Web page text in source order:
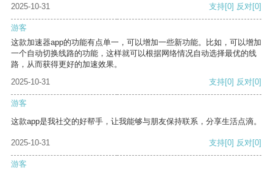
2025-10-31
支持[0] 反对[0]
游客
这款加速器app的功能有点单一，可以增加一些新功能。比如，可以增加
一个自动切换线路的功能，这样就可以根据网络情况自动选择最优的线
路，从而获得更好的加速效果。
2025-10-31
支持[0] 反对[0]
游客
这款app是我社交的好帮手，让我能够与朋友保持联系，分享生活点滴。
2025-10-31 支持[0] 反对[0]
游客